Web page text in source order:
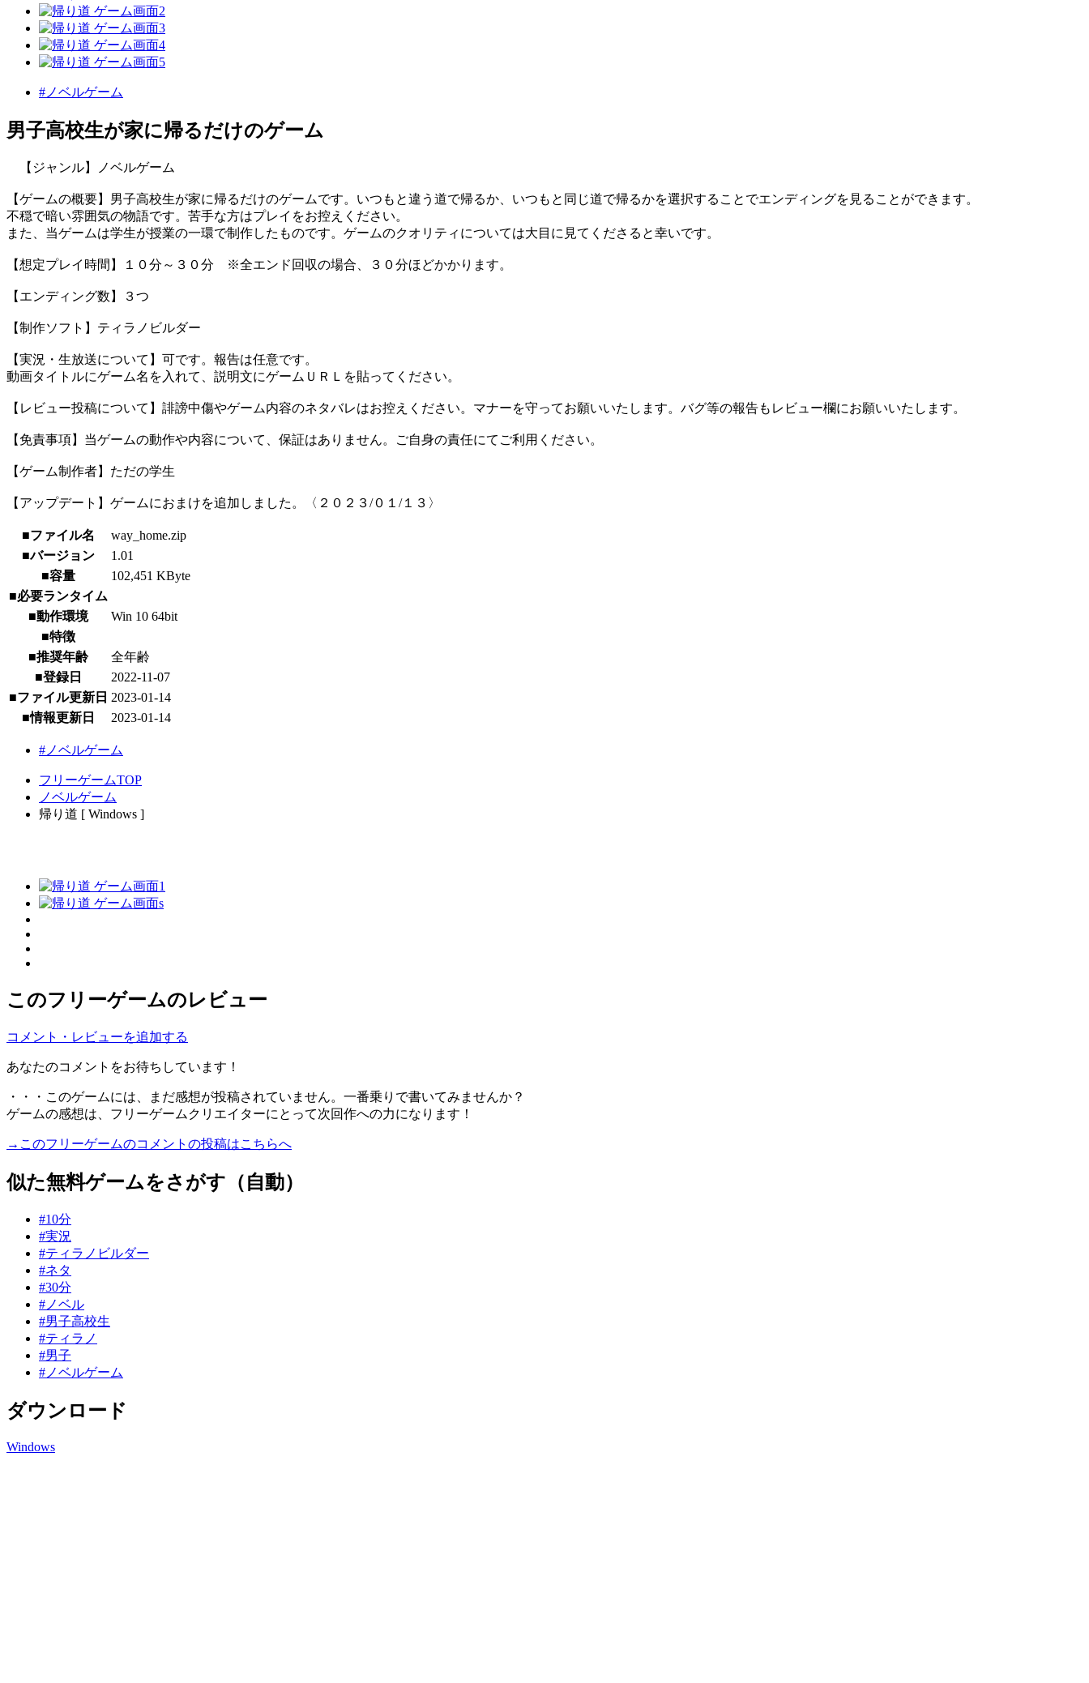
#ノベルゲーム
男子高校生が家に帰るだけのゲーム
【ジャンル】ノベルゲーム
【ゲームの概要】男子高校生が家に帰るだけのゲームです。いつもと違う道で帰るか、いつもと同じ道で帰るかを選択することでエンディングを見ることができます。
不穏で暗い雰囲気の物語です。苦手な方はプレイをお控えください。
また、当ゲームは学生が授業の一環で制作したものです。ゲームのクオリティについては大目に見てくださると幸いです。
【想定プレイ時間】１０分～３０分 ※全エンド回収の場合、３０分ほどかかります。
【エンディング数】３つ
【制作ソフト】ティラノビルダー
【実況・生放送について】可です。報告は任意です。
動画タイトルにゲーム名を入れて、説明文にゲームＵＲＬを貼ってください。
【レビュー投稿について】誹謗中傷やゲーム内容のネタバレはお控えください。マナーを守ってお願いいたします。バグ等の報告もレビュー欄にお願いいたします。
【免責事項】当ゲームの動作や内容について、保証はありません。ご自身の責任にてご利用ください。
【ゲーム制作者】ただの学生
【アップデート】ゲームにおまけを追加しました。〈２０２３/０１/１３〉
■ファイル名
way_home.zip
■バージョン
1.01
■容量
102,451 KByte
■必要ランタイム
■動作環境
Win 10 64bit
■特徴
■推奨年齢
全年齢
■登録日
2022-11-07
■ファイル更新日 2023-01-14
■情報更新日
2023-01-14
#ノベルゲーム
フリーゲームTOP
ノベルゲーム
帰り道 [ Windows ]
このフリーゲームのレビュー
コメント・レビューを追加する
あなたのコメントをお待ちしています！
・・・このゲームには、まだ感想が投稿されていません。一番乗りで書いてみませんか？
ゲームの感想は、フリーゲームクリエイターにとって次回作への力になります！
→このフリーゲームのコメントの投稿はこちらへ
似た無料ゲームをさがす（自動）
#10分
#実況
#ティラノビルダー
#ネタ
#30分
#ノベル
#男子高校生
#ティラノ
#男子
#ノベルゲーム
ダウンロード
Windows